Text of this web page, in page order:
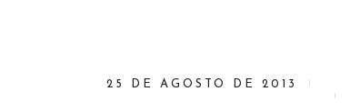
25 DE AGOSTO DE 2013